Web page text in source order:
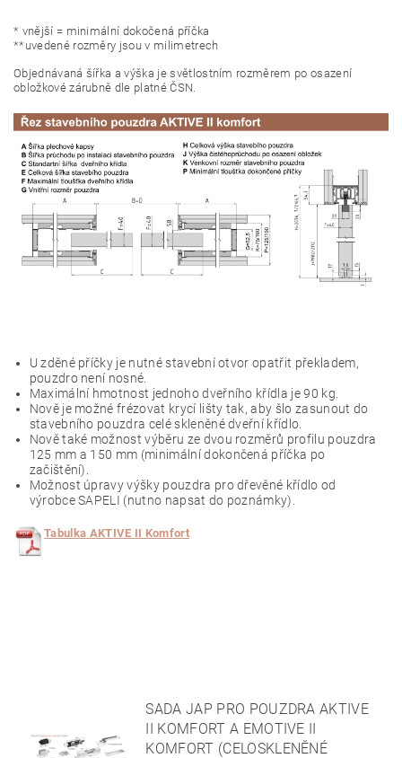
* vnější = minimální dokočená příčka
**uvedené rozměry jsou v milimetrech
Objednávaná šířka a výška je světlostním rozměrem po osazení
obložkové zárubně dle platné ČSN.
U zděné příčky je nutné stavební otvor opatřit překladem,
pouzdro není nosné.
Maximální hmotnost jednoho dveřního křídla je 90 kg.
Nově je možné frézovat krycí lišty tak, aby šlo zasunout do
stavebního pouzdra celé skleněné dveřní křídlo.
Nově také možnost výběru ze dvou rozměrů profilu pouzdra
125 mm a 150 mm (minimální dokončená příčka po
začištění).
Možnost úpravy výšky pouzdra pro dřevěné křídlo od
výrobce SAPELI (nutno napsat do poznámky).
Tabulka AKTIVE II Komfort
SADA JAP PRO POUZDRA AKTIVE
II KOMFORT A EMOTIVE II
KOMFORT (CELOSKLENĚNÉ